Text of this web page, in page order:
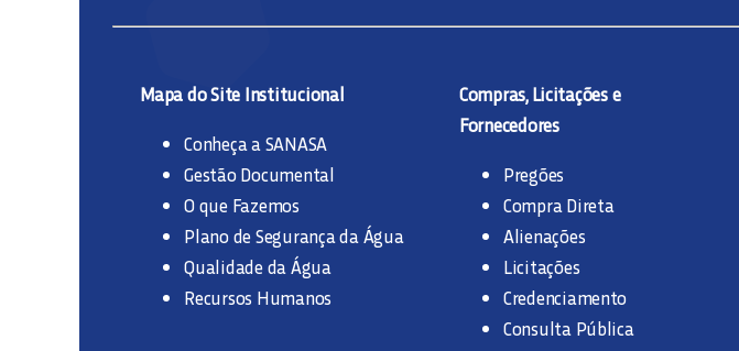
Mapa do Site Institucional
Conheça a SANASA
Gestão Documental
O que Fazemos
Plano de Segurança da Água
Qualidade da Água
Recursos Humanos
Compras, Licitações e
Fornecedores
Pregões
Compra Direta
Alienações
Licitações
Credenciamento
Consulta Pública